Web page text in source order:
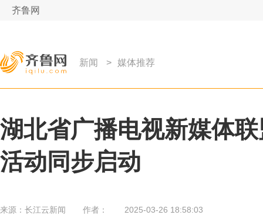
齐鲁网
新闻 > 媒体推荐
湖北省广播电视新媒体
活动同步启动
来源： 长江云新闻 作者： 2025-03-26 18:58:03